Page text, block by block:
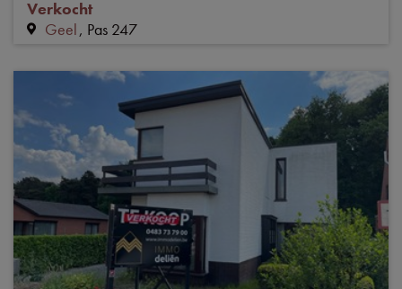
Verkocht
Geel Pas 247